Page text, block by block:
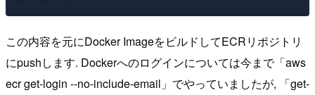
この内容を元にDocker ImageをビルドしてECRリポジトリ
にpushします. Dockerへのログインについては今まで「aws
ecr get-login --no-include-email」でやっていましたが, 「get-